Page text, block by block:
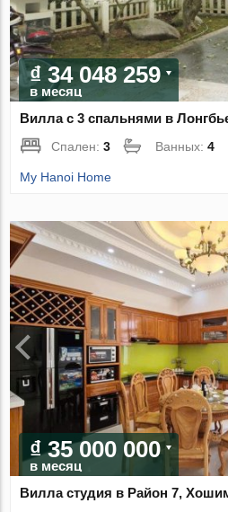
₫ 34 048 259
в месяц
Вилла с 3 спальнями в
Спален:3 Ванных:4
My Hanoi Home
₫ 35 000 000
в месяц
Вилла студия в Район 7,